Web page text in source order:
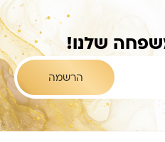
שלנו!